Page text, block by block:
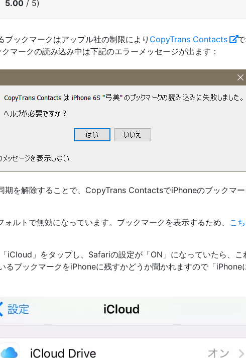
5.00 / 5)
ックマークはアップル社の制限により CopyTrans Contacts
マークの読み込み中は下記のエラーメッセージが出ます：
期を解除することで、CopyTrans ContactsでiPhoneのブックマ
ォルトで無効になっています。ブックマークを表示するため、 こ
iCloud」をタップし、Safariの設定が「ON」になっていたら、こ
るブックマークをiPhoneに残すかどうか聞かれますので「iPhone